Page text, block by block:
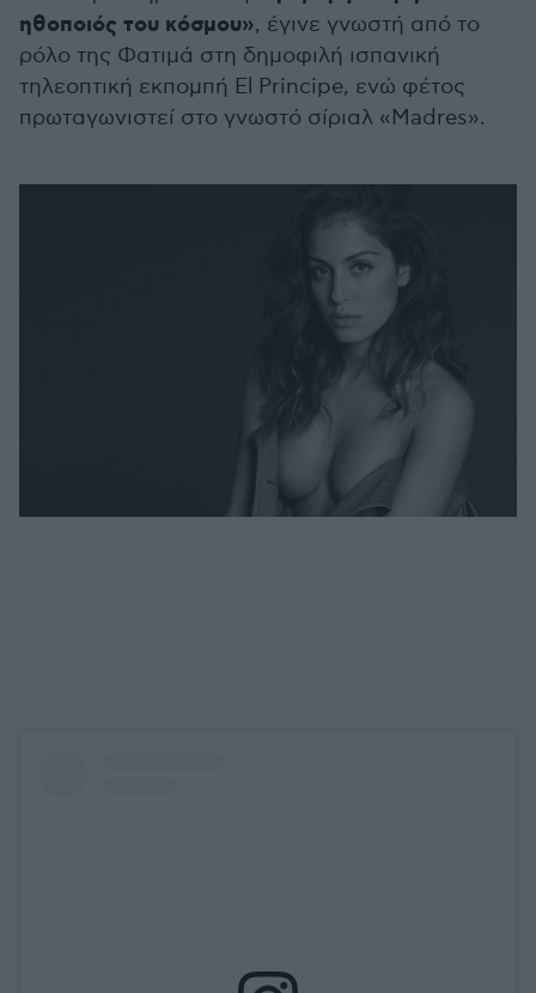
ηθοποιός του κόσμου», έγινε γνωστή από το
ρόλο της Φατιμά στη δημοφιλή ισπανική
τηλεοπτική εκπομπή El Principe, ενώ φέτος
πρωταγωνιστεί στο γνωστό σίριαλ «Madres».